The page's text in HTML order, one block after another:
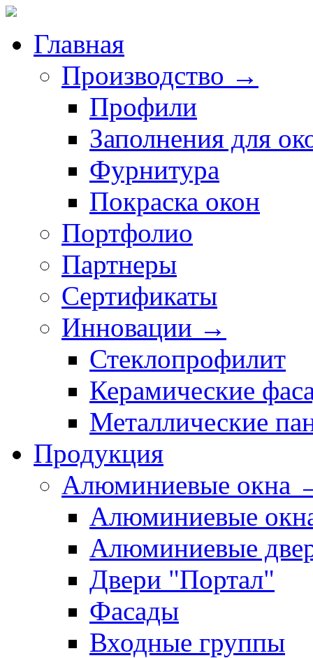
Главная
Производство →
Профили
Заполнения для
Фурнитура
Покраска окон
Портфолио
Партнеры
Сертификаты
Инновации →
Стеклопрофилит
Керамические
Металлические
Продукция
Алюминиевые окна
Алюминиевые
Алюминиевые
Двери "Портал"
Фасады
Входные группы